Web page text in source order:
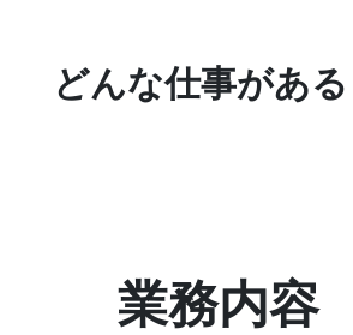
どんな仕事がある
業務内容